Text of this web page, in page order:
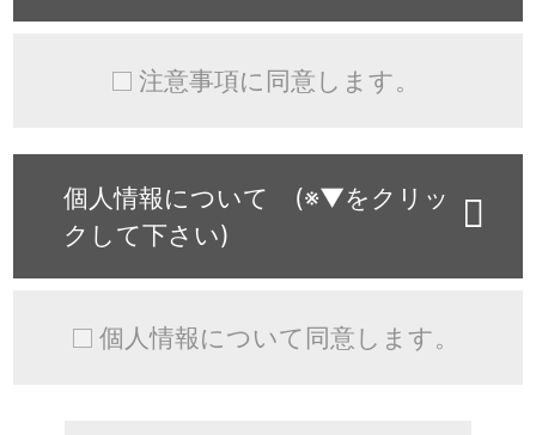
注意事項に同意します。
個人情報について (※▼をクリッ
クして下さい)
個人情報について同意します。